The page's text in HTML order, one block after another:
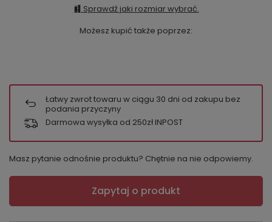
Sprawdź jaki rozmiar wybrać.
Możesz kupić także poprzez:
Łatwy zwrot towaru w ciągu 30 dni od zakupu bez
podania przyczyny
Darmowa wysyłka od 250zł INPOST
Masz pytanie odnośnie produktu? Chętnie na nie odpowiemy.
Zapytaj o produkt